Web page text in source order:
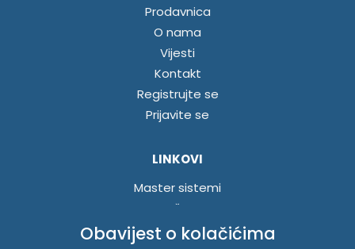
Prodavnica
O nama
Vijesti
Kontakt
Registrujte se
Prijavite se
LINKOVI
Master sistemi
Brošure
Akcije
Obavijest o kolačićima